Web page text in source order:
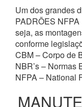
Um dos grandes
PADRÕES NFPA
seja, as
conforme
CBM – Corpo de
NBR’s – Normas
NFPA – National